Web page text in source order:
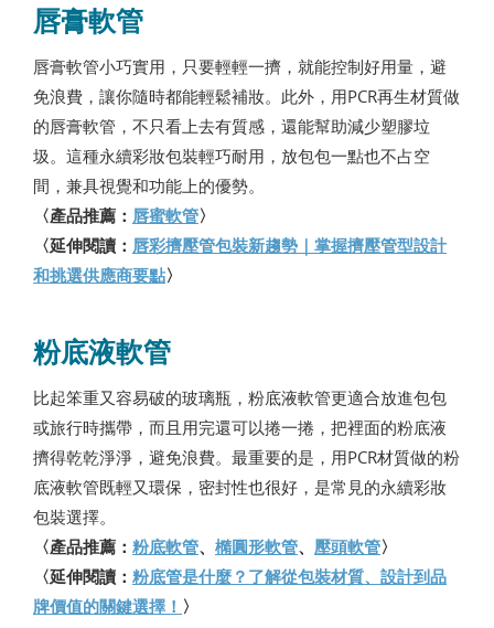
唇膏軟管
唇膏軟管小巧實用，只要輕輕一擠，就能控制好用量，避
免浪費，讓你隨時都能輕鬆補妝。此外，用PCR再生材質做
的唇膏軟管，不只看上去有質感，還能幫助減少塑膠垃
圾。這種永續彩妝包裝輕巧耐用，放包包一點也不占空
間，兼具視覺和功能上的優勢。
〈產品推薦： 唇蜜軟管〉
〈延伸閱讀： 唇彩擠壓管包裝新趨勢｜掌握擠壓管型設計
和挑選供應商要點〉
粉底液軟管
比起笨重又容易破的玻璃瓶，粉底液軟管更適合放進包包
或旅行時攜帶，而且用完還可以捲一捲，把裡面的粉底液
擠得乾乾淨淨，避免浪費。最重要的是，用PCR材質做的粉
底液軟管既輕又環保，密封性也很好，是常見的永續彩妝
包裝選擇。
〈產品推薦： 粉底軟管、 橢圓形軟管、 壓頭軟管〉
〈延伸閱讀： 粉底管是什麼？了解從包裝材質、設計到品
牌價值的關鍵選擇！ 〉